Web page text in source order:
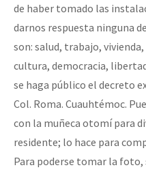
de haber tomado las
darnos respuesta ninguna
son: salud, trabajo,
cultura, democracia,
se haga público el decreto
Col. Roma. Cuauhtémoc.
con la muñeca otomí para
residente; lo hace para
Para poderse tomar la foto,